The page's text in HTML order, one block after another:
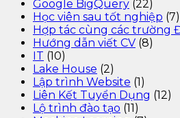
Google BigQuery (22)
Học viên sau tốt nghiệp (7)
Hợp tác cùng các trường
Hướng dẫn viết CV (8)
IT (10)
Lake House (2)
Lập trình Website (1)
Liên Kết Tuyển Dụng (12)
Lộ trình đào tạo (11)